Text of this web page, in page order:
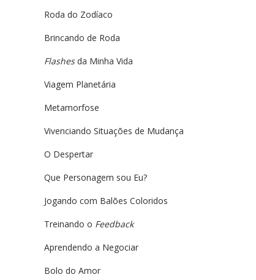
Roda do Zodíaco
Brincando de Roda
Flashesda Minha Vida
Viagem Planetária
Metamorfose
Vivenciando Situações de Mudança
O Despertar
Que Personagem sou Eu?
Jogando com Balões Coloridos
Treinando o Feedback
Aprendendo a Negociar
Bolo do Amor